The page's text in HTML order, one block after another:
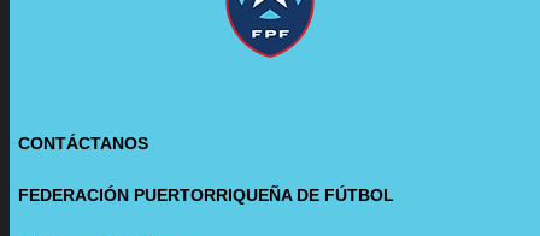
CONTÁCTANOS
FEDERACIÓN PUERTORRIQUEÑA DE FÚTBOL